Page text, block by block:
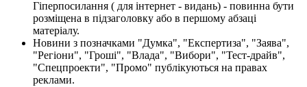
Гіперпосилання ( для інтернет - видань) - повинна бути
розміщена в підзаголовку або в першому абзаці
матеріалу.
Новини з позначками "Думка", "Експертиза", "Заява",
"Регіони", "Гроші", "Влада", "Вибори", "Тест-драйв",
"Спецпроекти", "Промо" публікуються на правах
реклами.